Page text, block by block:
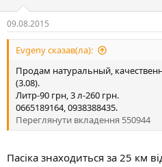
09.08.2015
Evgeny сказав(ла):
Продам натуральный,
(3.08).
Литр-90 грн, 3 л-260 грн.
0665189164, 0938388435.
Переглянути вкладення 550944
Пасіка знаходиться за 25 км